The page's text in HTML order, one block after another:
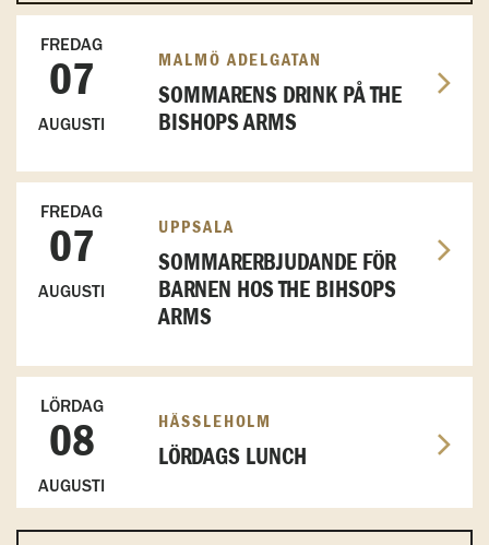
FREDAG
07
AUGUSTI
MALMÖ ADELGATAN
SOMMARENS DRINK PÅ THE
BISHOPS ARMS
FREDAG
07
AUGUSTI
UPPSALA
SOMMARERBJUDANDE FÖR
BARNEN HOS THE BIHSOPS
ARMS
LÖRDAG
08
AUGUSTI
HÄSSLEHOLM
LÖRDAGS LUNCH